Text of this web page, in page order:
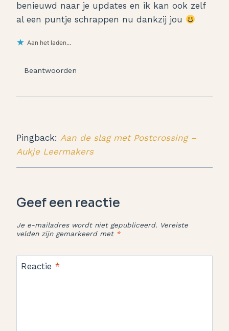
benieuwd naar je updates en ik kan ook zelf
al een puntje schrappen nu dankzij jou
Aan het laden...
Beantwoorden
Pingback: Aan de slag met Postcrossing –
Aukje Leermakers
Geef een reactie
Je e-mailadres wordt niet gepubliceerd. Vereiste
velden zijn gemarkeerd met *
Reactie *